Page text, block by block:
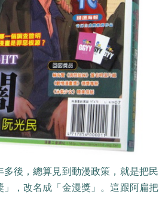
後，總算見到動漫政策，就是把民
，改名成「金漫獎」。這跟阿扁把